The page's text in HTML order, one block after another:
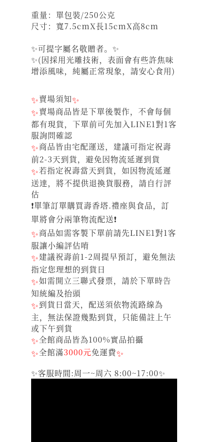
重量：單包裝/250公克
尺寸：寬7.5cmX長15cmX高8cm
✨可提字屬名敬贈者。✨
✨(因採用光雕技術，表面會有些許焦味
增添風味，純屬正常現象，請安心食用)
✨賣場須知✨
✨賣場商品皆是下單後製作，不會每個
都有現貨，下單前可先加入LINE1對1客
服詢問確認
✨商品皆由宅配運送，建議可指定祝壽
前2-3天到貨，避免因物流延遲到貨
✨若指定祝壽當天到貨，如因物流延遲
送達，將不提供退換貨服務，請自行評
估
❗單筆訂單購買壽香塔.禮座與食品，訂
單將會分兩筆物流配送❗
✨商品如需客製下單前請先LINE1對1客
服讓小編評估唷
✨建議祝壽前1-2周提早預訂，避免無法
指定您理想的到貨日
✨如需開立三聯式發票，請於下單時告
知統編及抬頭
✨到貨日當天，配送須依物流路線為
主，無法保證幾點到貨，只能備註上午
或下午到貨
✨全館商品皆為100%實品拍攝
✨全館滿3000元免運費✨
✨客服時間:周一~周六 8:00~17:00✨